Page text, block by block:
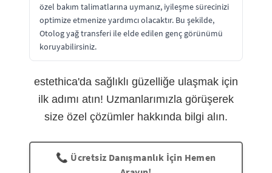
özel bakım talimatlarına uymanız, iyileşme sürecinizi
optimize etmenize yardımcı olacaktır. Bu şekilde,
Otolog yağ transferi ile elde edilen genç görünümü
koruyabilirsiniz.
estethica'da sağlıklı güzelliğe ulaşmak için
ilk adımı atın! Uzmanlarımızla görüşerek
size özel çözümler hakkında bilgi alın.
📞 Ücretsiz Danışmanlık İçin Hemen